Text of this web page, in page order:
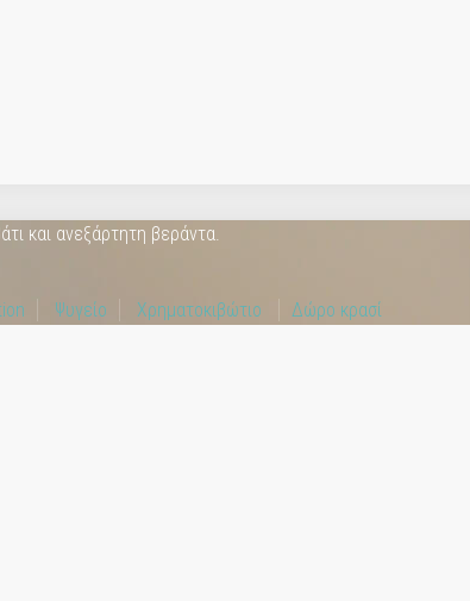
και ανεξάρτητη βεράντα.
Ψυγείο Χρηματοκιβώτιο Δώρο κρασί